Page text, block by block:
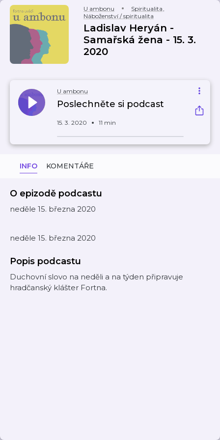
U ambonu Spiritualita,
Náboženství / spiritualita
Ladislav Heryán -
Samařská žena - 15. 3.
2020
U ambonu
Poslechněte si podcast
15. 3. 2020 11 min
INFO KOMENTÁŘE
O epizodě podcastu
neděle 15. března 2020
neděle 15. března 2020
Popis podcastu
Duchovní slovo na neděli a na týden připravuje
hradčanský klášter Fortna.